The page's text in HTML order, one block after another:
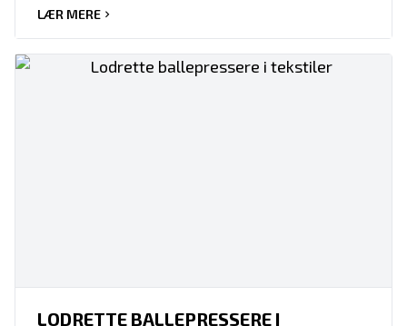
LÆR MERE
LODRETTE BALLEPRESSERE I